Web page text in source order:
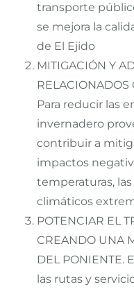
transporte
se mejora la
de El Ejido
MITIGACIÓN Y
RELACIONADOS
Para reducir las
invernadero
contribuir a
impactos
temperaturas,
climáticos
POTENCIAR EL
CREANDO UNA
DEL PONIENTE.
las rutas y